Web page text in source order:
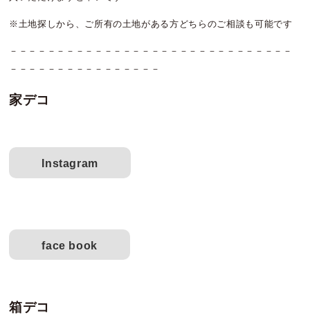
※土地探しから、ご所有の土地がある方どちらのご相談も可能です
－－－－－－－－－－－－－－－－－－－－－－－－－－－－－－
－－－－－－－－－－－－－－－－
家デコ
Instagram
face book
箱デコ